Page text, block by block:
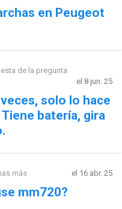
en Peugeot
de la pregunta
el 8 jun. 25
solo lo hace
batería, gira
más el 16 abr. 25
mm720?